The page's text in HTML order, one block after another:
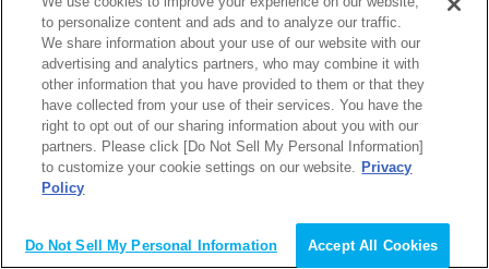
企画系
金融系
クリエイティブ系
デザイナー(WEB/モバイル/ゲーム関連)
医療・福祉系
軽作業・清掃系
商品管理・購買・仕入・物流
教育・保育・公共サービス系
to personalize content and ads and to analyze our traffic.
We share information about your use of our website with our
advertising and analytics partners, who may combine it with
other information that you have provided to them or that they
have collected from your use of their services. You have the
right to opt out of our sharing information about you with our
partners. Please click [Do Not Sell My Personal Information]
to customize your cookie settings on our website. Privacy
Policy
Do Not Sell My Personal Information Accept All Cookies